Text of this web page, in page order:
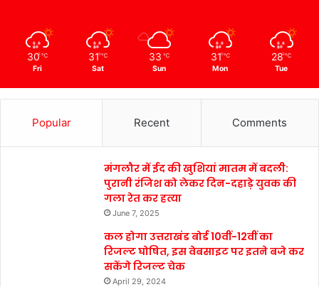
30 ℃
Fri
31 ℃
Sat
33 ℃
Sun
31 ℃
Mon
28 ℃
Tue
Popular Recent Comments
मंगलौर में ईद की खुशियां मातम में बदली:
पुरानी रंजिश को लेकर दिन-दहाड़े युवक की
गला रेत कर हत्या
June 7, 2025
कल होगा उत्तराखंड बोर्ड 10वीं-12वीं का
रिजल्ट घोषित, इस वेबसाइट पर इतने बजे कर
सकेंगे रिजल्ट चेक
April 29, 2024